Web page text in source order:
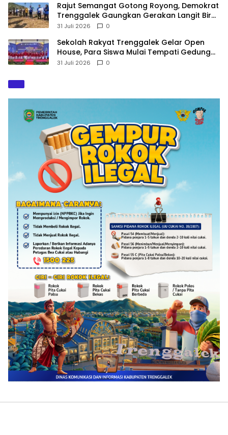
​Rajut Semangat Gotong Royong, Demokrat
Trenggalek Gaungkan Gerakan Langit Biru
di Pantai Konang
31 Juli 2026 0
Sekolah Rakyat Trenggalek Gelar Open
House, Para Siswa Mulai Tempati Gedung
Baru
31 Juli 2026 0